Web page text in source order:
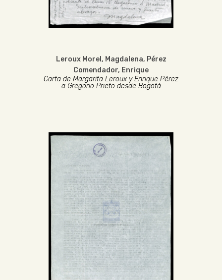
Leroux Morel, Magdalena, Pérez
Comendador, Enrique
Carta de Margarita Leroux y Enrique Pérez
a Gregorio Prieto desde Bogotá